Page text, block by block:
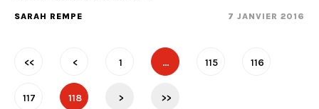
SARAH REMPE 7 JANVIER 2016
<< < 1 … 115 116
117 118 > >>